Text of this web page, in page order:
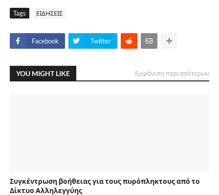
Tags ΕΙΔΗΣΕΙΣ
Facebook Twitter
YOU MIGHT LIKE Εμφάνιση περισσότερων
Συγκέντρωση βοήθειας για τους πυρόπληκτους από το
Δίκτυο Αλληλεγγύης